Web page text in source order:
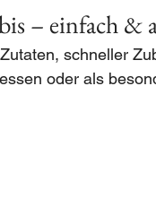
– einfach &
schneller
oder als